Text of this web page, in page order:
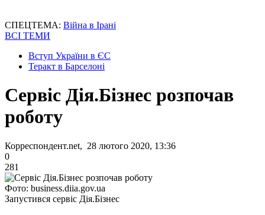
СПЕЦТЕМА: Війна в Ірані
ВСІ ТЕМИ
Вступ України в ЄС
Теракт в Барселоні
Сервіс Дія.Бізнес розпочав
роботу
Корреспондент.net, 28 лютого 2020, 13:36
0
281
Фото: business.diia.gov.ua
Запустився сервіс Дія.Бізнес